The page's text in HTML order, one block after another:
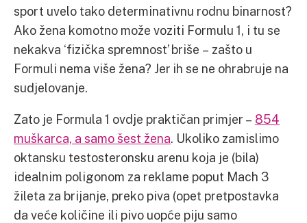
sport uvelo tako determinativnu rodnu binarnost?
Ako žena komotno može voziti Formulu 1, i tu se
nekakva ‘fizička spremnost’ briše – zašto u
Formuli nema više žena? Jer ih se ne ohrabruje na
sudjelovanje.
Zato je Formula 1 ovdje praktičan primjer – 854
muškarca, a samo šest žena. Ukoliko zamislimo
oktansku testosteronsku arenu koja je (bila)
idealnim poligonom za reklame poput Mach 3
žileta za brijanje, preko piva (opet pretpostavka
da veće količine ili pivo uopće piju samo